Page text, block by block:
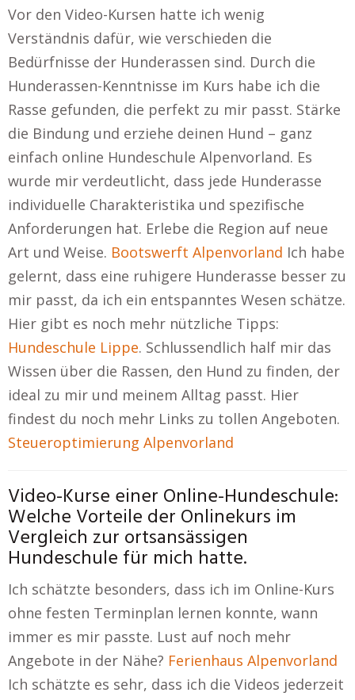
Vor den Video-Kursen hatte ich wenig
Verständnis dafür, wie verschieden die
Bedürfnisse der Hunderassen sind. Durch die
Hunderassen-Kenntnisse im Kurs habe ich die
Rasse gefunden, die perfekt zu mir passt. Stärke
die Bindung und erziehe deinen Hund – ganz
einfach online Hundeschule Alpenvorland. Es
wurde mir verdeutlicht, dass jede Hunderasse
individuelle Charakteristika und spezifische
Anforderungen hat. Erlebe die Region auf neue
Art und Weise. Bootswerft Alpenvorland Ich habe
gelernt, dass eine ruhigere Hunderasse besser zu
mir passt, da ich ein entspanntes Wesen schätze.
Hier gibt es noch mehr nützliche Tipps:
Hundeschule Lippe. Schlussendlich half mir das
Wissen über die Rassen, den Hund zu finden, der
ideal zu mir und meinem Alltag passt. Hier
findest du noch mehr Links zu tollen Angeboten.
Steueroptimierung Alpenvorland
Video-Kurse einer Online-Hundeschule:
Welche Vorteile der Onlinekurs im
Vergleich zur ortsansässigen
Hundeschule für mich hatte.
Ich schätzte besonders, dass ich im Online-Kurs
ohne festen Terminplan lernen konnte, wann
immer es mir passte. Lust auf noch mehr
Angebote in der Nähe? Ferienhaus Alpenvorland
Ich schätzte es sehr, dass ich die Videos jederzeit